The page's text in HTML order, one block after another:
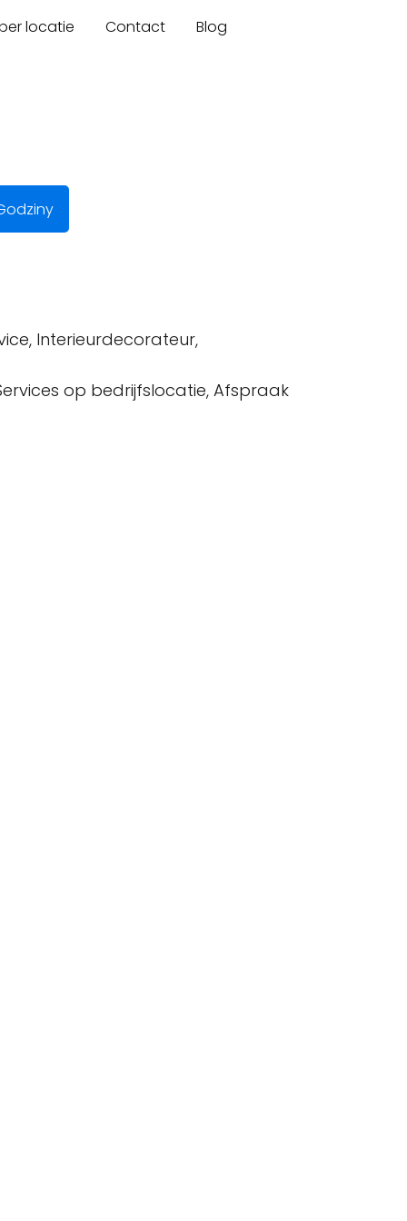
locatie Contact Blog
Interieurdecorateur,
op bedrijfslocatie, Afspraak